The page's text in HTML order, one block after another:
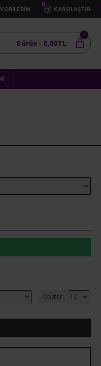
0
KARŞILAŞTIR
0 ürün - 0,00TL
0
Göster: